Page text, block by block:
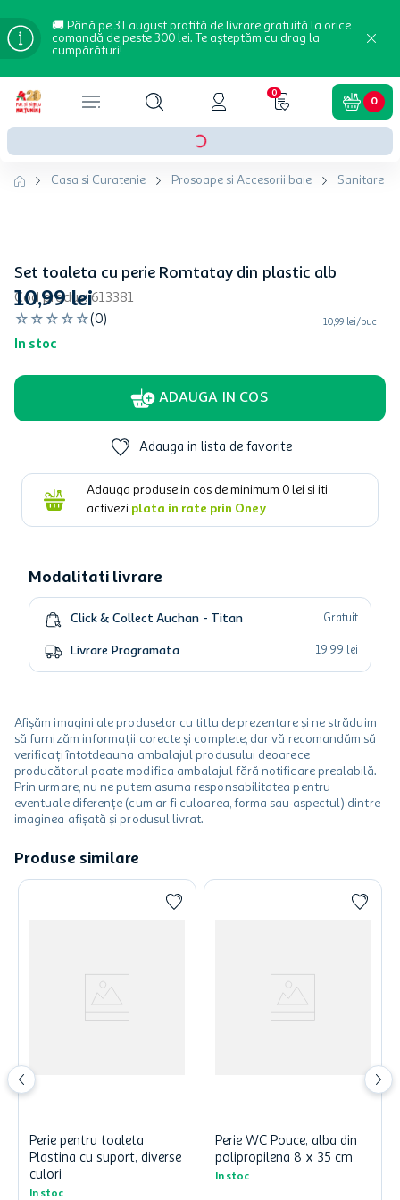
🚚 Până pe 31 august profită de livrare gratuită la orice
comandă de peste 300 lei. Te așteptăm cu drag la
cumpărături!
0
0
Casa si Curatenie Prosoape si Accesorii baie Sanitare si
Set toaleta cu perie Romtatay din plastic alb
Cod produs:613381
☆ ☆ ☆ ☆ ☆(0)
In stoc
10,99lei
10,99 lei/buc
ADAUGA IN COS
Adauga in lista de favorite
Adauga produse in cos de minimum 0 lei si iti
activezi plata in rate prin Oney
Modalitati livrare
Click & Collect Auchan - Titan Gratuit
Livrare Programata 19,99 lei
Afișăm imagini ale produselor cu titlu de prezentare și ne străduim
să furnizăm informații corecte și complete, dar vă recomandăm să
verificați întotdeauna ambalajul produsului deoarece
producătorul poate modifica ambalajul fără notificare prealabilă.
Prin urmare, nu ne putem asuma responsabilitatea pentru
eventuale diferențe (cum ar fi culoarea, forma sau aspectul) dintre
imaginea afișată și produsul livrat.
Produse similare
Perie pentru toaleta
Plastina cu suport, diverse
culori
In stoc
Perie WC Pouce, alba din
polipropilena 8 x 35 cm
In stoc